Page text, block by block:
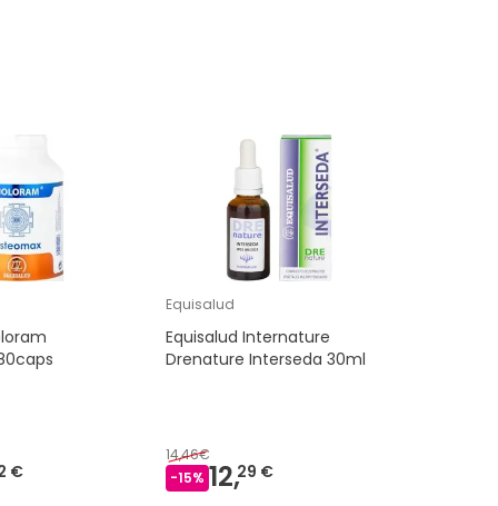
€
Equisalud
Equisalud Internature
Drenature Interseda 30ml
14,46€
-15% 12,29 €